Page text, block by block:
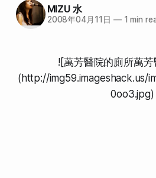
MIZU 水
2008年04月11日 —1 min
![萬芳醫院的廁所萬芳
(http://img59.imageshack.us/
0oo3.jpg)